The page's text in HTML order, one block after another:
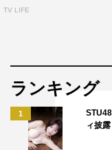
TV LIFE
ランキング
1
ィ披露